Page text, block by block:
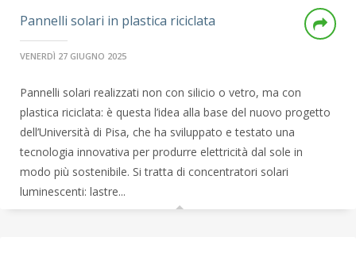
Pannelli solari in plastica riciclata
VENERDÌ 27 GIUGNO 2025
Pannelli solari realizzati non con silicio o vetro, ma con
plastica riciclata: è questa l’idea alla base del nuovo progetto
dell’Università di Pisa, che ha sviluppato e testato una
tecnologia innovativa per produrre elettricità dal sole in
modo più sostenibile. Si tratta di concentratori solari
luminescenti: lastre...